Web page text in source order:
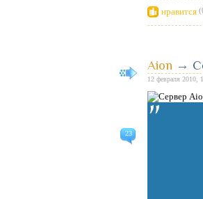
нравится
23
Aion →
12 февраля 2010,